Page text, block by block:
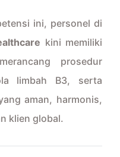
ini, personel di
kini memiliki
prosedur
limbah B3, serta
aman, harmonis,
klien global.